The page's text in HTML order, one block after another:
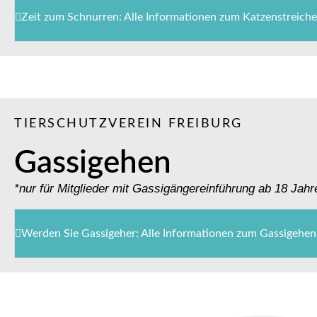
Zeit zum Schnurren: Alle Informationen zum
TIERSCHUTZVEREIN FREIBURG
Gassigehen
*nur für Mitglieder mit Gassigängereinführung ab 18
Werden Sie Gassigeher: Alle Informationen zum Gassigehen